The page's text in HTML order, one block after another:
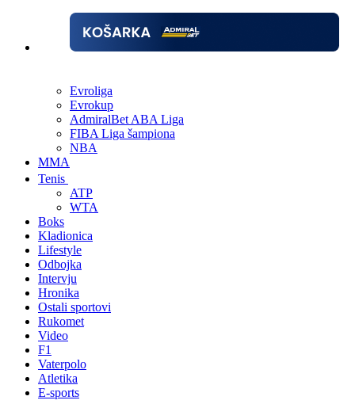
Evroliga
Evrokup
AdmiralBet ABA Liga
FIBA Liga šampiona
NBA
MMA
Tenis
ATP
WTA
Boks
Kladionica
Lifestyle
Odbojka
Intervju
Hronika
Ostali sportovi
Rukomet
Video
F1
Vaterpolo
Atletika
E-sports